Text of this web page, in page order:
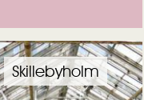
Skillebyholm